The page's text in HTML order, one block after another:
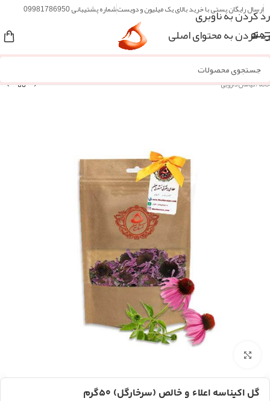
رد کردن به ناوبری
رد کردن به محتوای اصلی
ارسال رایگان پستی با خرید بالای یک میلیون و دویستشماره پشتیبانی 09981786950
منو
خانه/گیاهان دارویی
گل اکیناسه اعلاء و خالص (سرخارگل) ۵۰گرم